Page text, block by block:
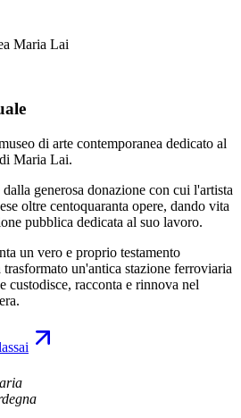
Maria Lai
di arte contemporanea dedicato al
Maria Lai.
generosa donazione con cui l'artista
oltre centoquaranta opere, dando vita
pubblica dedicata al suo lavoro.
un vero e proprio testamento
un'antica stazione ferroviaria
custodisce, racconta e rinnova nel